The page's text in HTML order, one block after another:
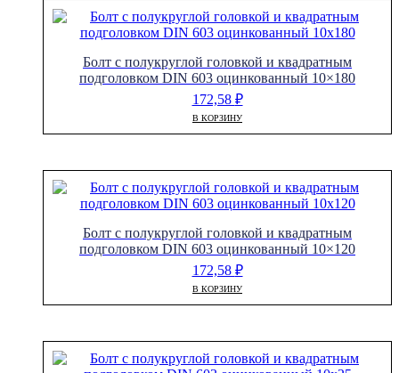
Болт с полукруглой головкой и квадратным
подголовком DIN 603 оцинкованный 10×180
172,58 ₽
В КОРЗИНУ
Болт с полукруглой головкой и квадратным
подголовком DIN 603 оцинкованный 10×120
172,58 ₽
В КОРЗИНУ